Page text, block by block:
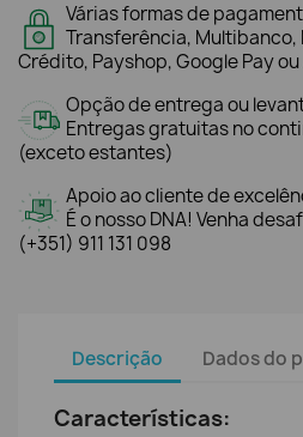
Várias formas de
Transferência, Multibanco,
Crédito, Payshop, Google Pay
Opção de entrega ou
Entregas gratuitas no
(exceto estantes)
Apoio ao cliente de
É o nosso DNA! Venha
(+351) 911 131 098
Descrição Dados do
Características: